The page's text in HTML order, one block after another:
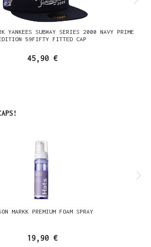
YANKEES SUBWAY SERIES 2000 NAVY PRIME
59FIFTY FITTED CAP
45,90 €
MARKK PREMIUM FOAM SPRAY
19,90 €